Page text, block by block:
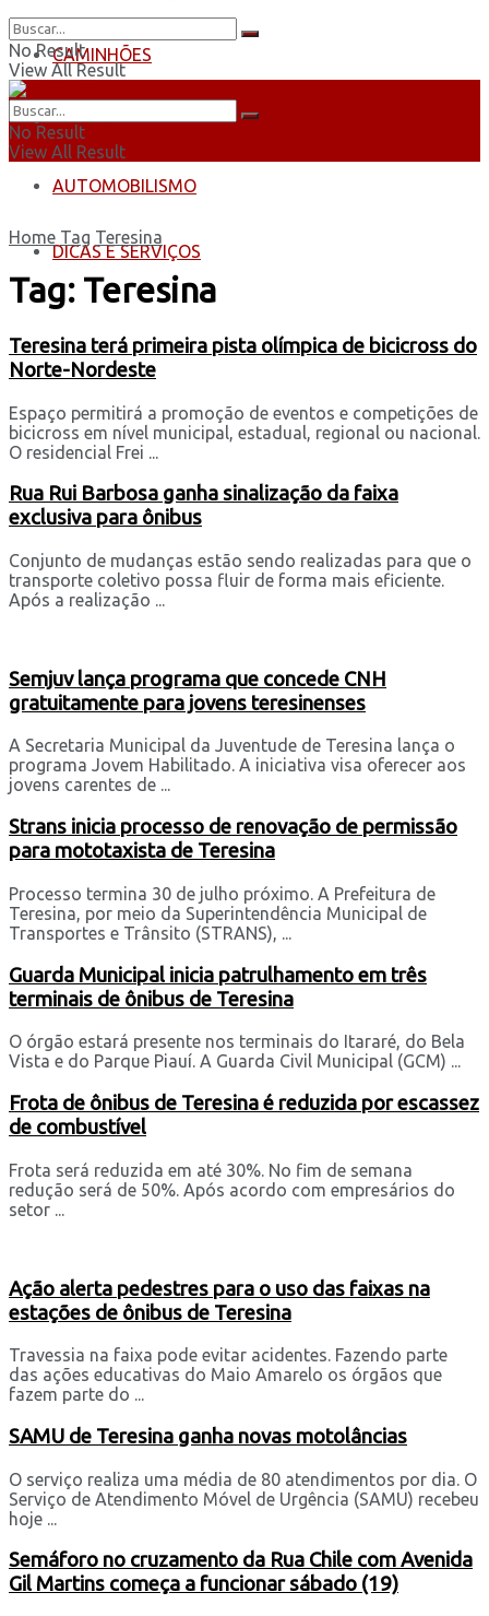
CAMINHÕES
ÔNIBUS
AUTOMOBILISMO
DICAS E SERVIÇOS
No Result
View All Result
No Result
View All Result
Home Tag Teresina
Tag: Teresina
Teresina terá primeira pista olímpica de bicicross do
Norte-Nordeste
Espaço permitirá a promoção de eventos e competições de
bicicross em nível municipal, estadual, regional ou nacional.
O residencial Frei ...
Rua Rui Barbosa ganha sinalização da faixa
exclusiva para ônibus
Conjunto de mudanças estão sendo realizadas para que o
transporte coletivo possa fluir de forma mais eficiente.
Após a realização ...
Semjuv lança programa que concede CNH
gratuitamente para jovens teresinenses
A Secretaria Municipal da Juventude de Teresina lança o
programa Jovem Habilitado. A iniciativa visa oferecer aos
jovens carentes de ...
Strans inicia processo de renovação de permissão
para mototaxista de Teresina
Processo termina 30 de julho próximo. A Prefeitura de
Teresina, por meio da Superintendência Municipal de
Transportes e Trânsito (STRANS), ...
Guarda Municipal inicia patrulhamento em três
terminais de ônibus de Teresina
O órgão estará presente nos terminais do Itararé, do Bela
Vista e do Parque Piauí. A Guarda Civil Municipal (GCM) ...
Frota de ônibus de Teresina é reduzida por escassez
de combustível
Frota será reduzida em até 30%. No fim de semana
redução será de 50%. Após acordo com empresários do
setor ...
Ação alerta pedestres para o uso das faixas na
estações de ônibus de Teresina
Travessia na faixa pode evitar acidentes. Fazendo parte
das ações educativas do Maio Amarelo os órgãos que
fazem parte do ...
SAMU de Teresina ganha novas motolâncias
O serviço realiza uma média de 80 atendimentos por dia. O
Serviço de Atendimento Móvel de Urgência (SAMU) recebeu
hoje ...
Semáforo no cruzamento da Rua Chile com Avenida
Gil Martins começa a funcionar sábado (19)